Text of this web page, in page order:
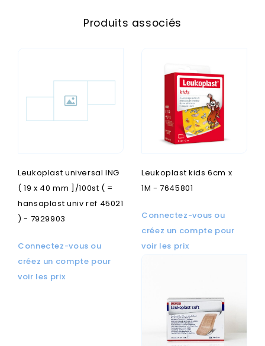
Produits associés
Leukoplast universal ING
( 19 x 40 mm ]/100st ( =
hansaplast univ ref 45021
) - 7929903
Connectez-vous ou
créez un compte pour
voir les prix
Leukoplast kids 6cm x
1M - 7645801
Connectez-vous ou
créez un compte pour
voir les prix